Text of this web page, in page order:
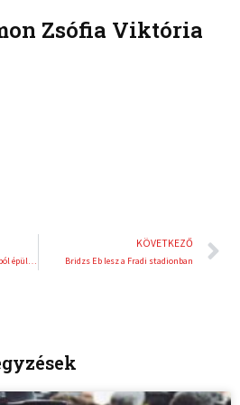
r
Zsófia Viktória
Kisvárdán 1,49 milliárd forintból épül az új stadion
KÖVETKEZŐ
Bridzs Eb lesz a Fradi stadionban